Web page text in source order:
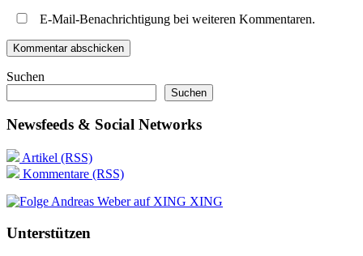
E-Mail-Benachrichtigung bei weiteren Kommentaren.
Suchen
Suchen
Newsfeeds & Social Networks
Artikel (RSS)
Kommentare (RSS)
XING
Unterstützen